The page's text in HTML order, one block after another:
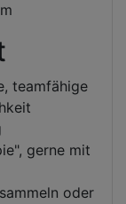
teamfähige
gerne mit
oder